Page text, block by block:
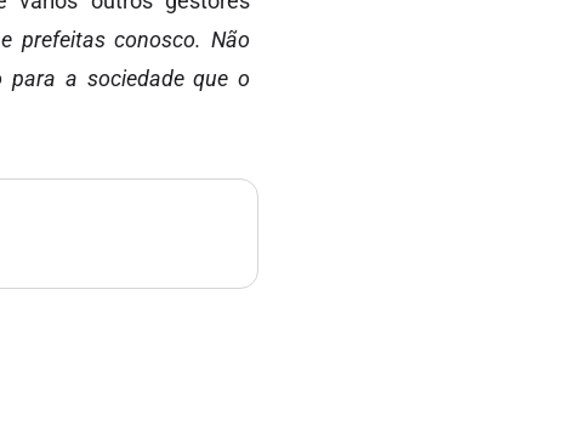
prefeitas conosco. Não
para a sociedade que o